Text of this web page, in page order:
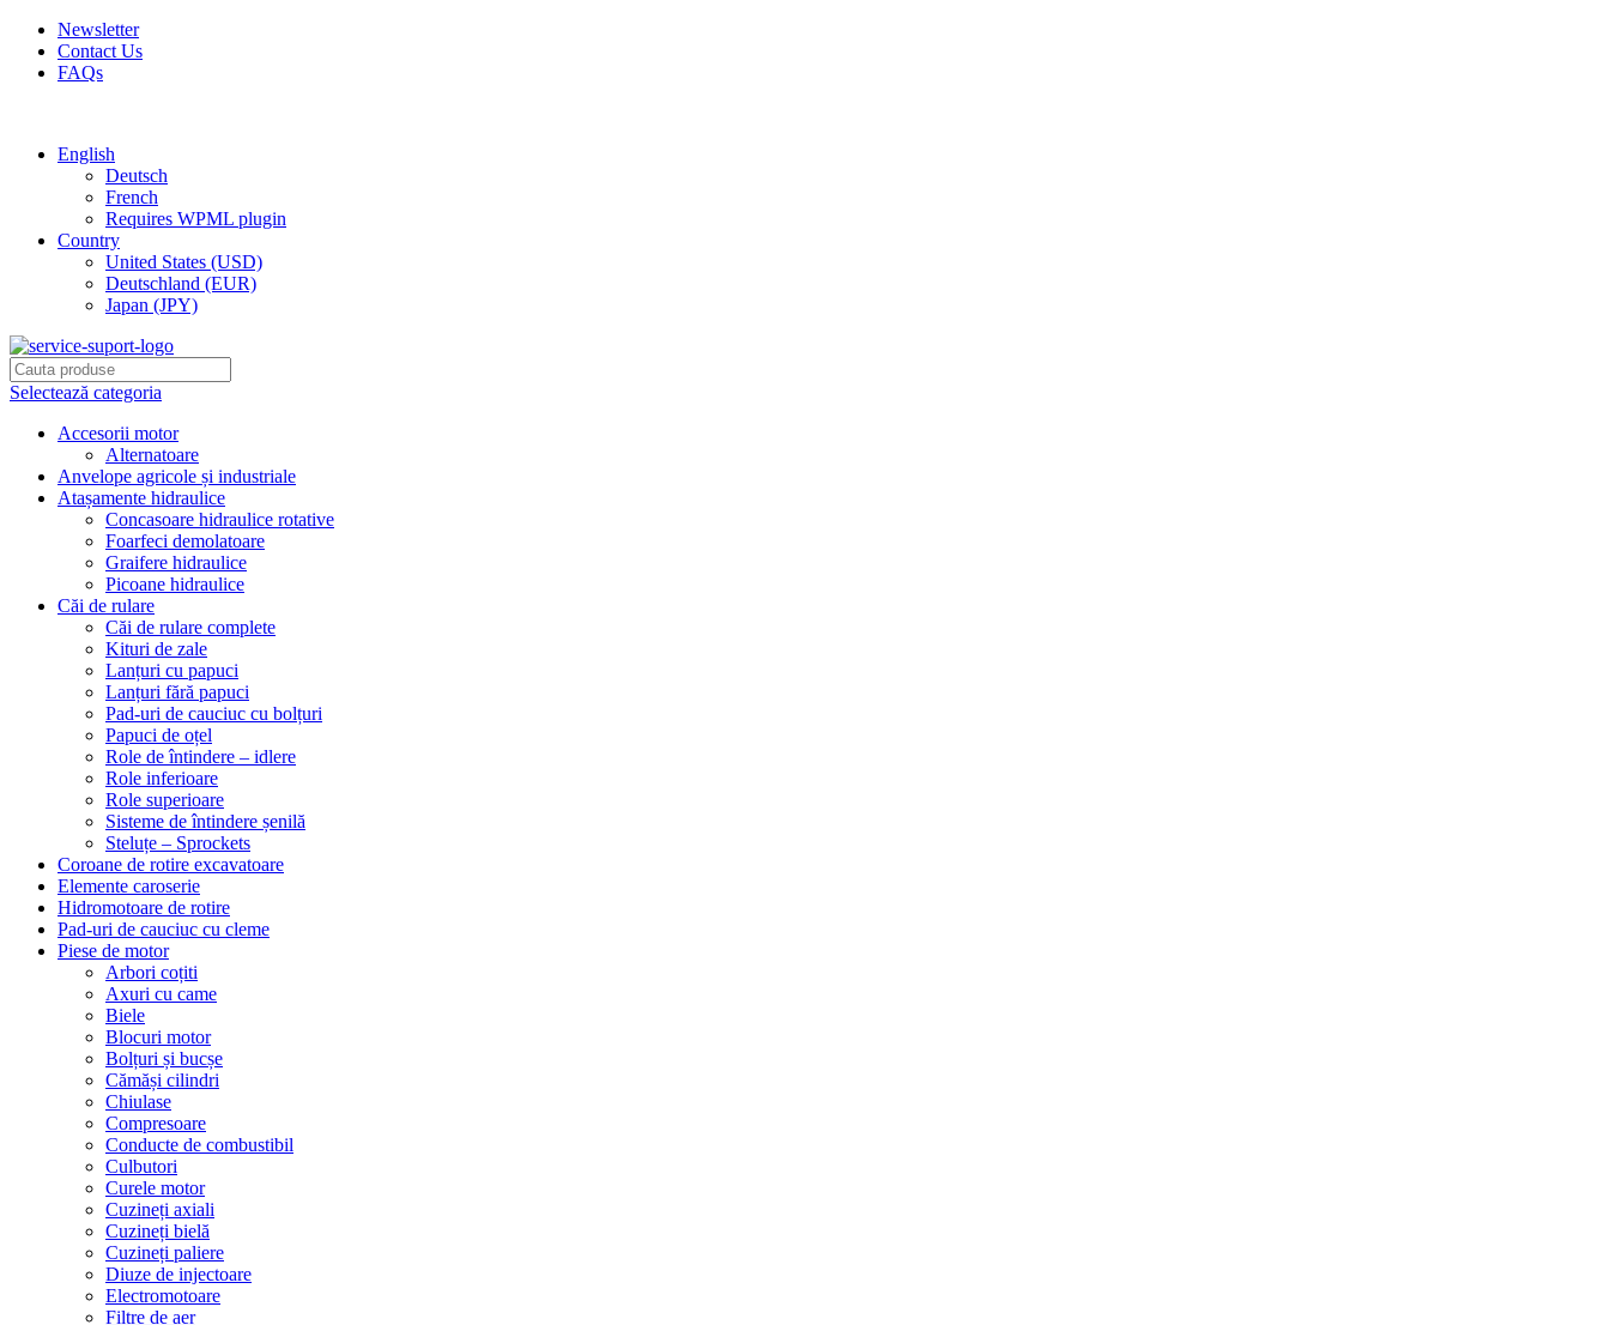
Newsletter
Contact Us
FAQs
English
Deutsch
French
Requires WPML plugin
Country
United States (USD)
Deutschland (EUR)
Japan (JPY)
Selectează categoria
Accesorii motor
Alternatoare
Anvelope agricole și industriale
Atașamente hidraulice
Concasoare hidraulice rotative
Foarfeci demolatoare
Graifere hidraulice
Picoane hidraulice
Căi de rulare
Căi de rulare complete
Kituri de zale
Lanțuri cu papuci
Lanțuri fără papuci
Pad-uri de cauciuc cu bolțuri
Papuci de oțel
Role de întindere – idlere
Role inferioare
Role superioare
Sisteme de întindere șenilă
Steluțe – Sprockets
Coroane de rotire excavatoare
Elemente caroserie
Hidromotoare de rotire
Pad-uri de cauciuc cu cleme
Piese de motor
Arbori coțiti
Axuri cu came
Biele
Blocuri motor
Bolțuri și bucșe
Cămăși cilindri
Chiulase
Compresoare
Conducte de combustibil
Culbutori
Curele motor
Cuzineți axiali
Cuzineți bielă
Cuzineți paliere
Diuze de injectoare
Electromotoare
Filtre de aer